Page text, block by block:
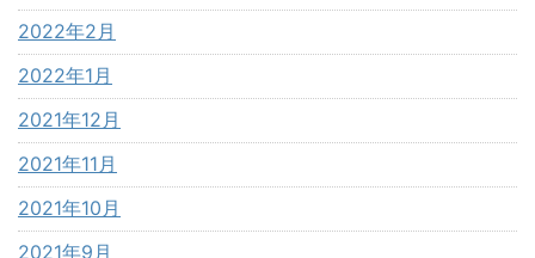
2022年2月
2022年1月
2021年12月
2021年11月
2021年10月
2021年9月